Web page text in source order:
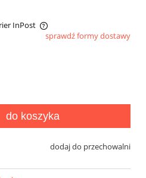
InPost
kosztów płatności
sprawdź formy dostawy
do koszyka
dodaj do przechowalni